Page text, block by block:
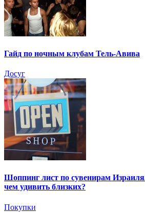
Гайд по ночным клубам Тель-Авива
Досуг
Шоппинг лист по сувенирам
чем удивить близких?
Покупки